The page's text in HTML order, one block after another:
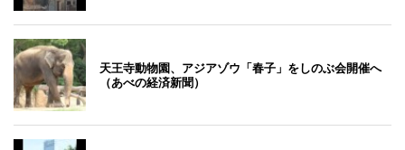
天王寺動物園、アジアゾウ「春子」をしのぶ会開催へ
（あべの経済新聞）